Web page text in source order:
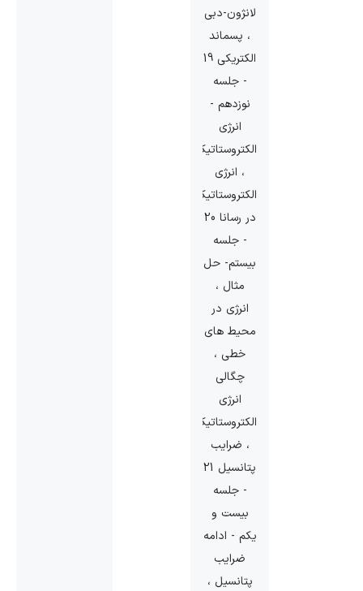
لانژون-دبی
، پسماند
الکتریکی 19
- جلسه
نوزدهم -
انرژی
الکتروستاتیکی
، انرژی
الکتروستاتیکی
در رسانا 20
- جلسه
بیستم- حل
مثال ،
انرژی در
محیط های
خطی ،
چگالی
انرژی
الکتروستاتیکی
، ضرایب
پتانسیل 21
- جلسه
بیست و
یکم - ادامه
ضرایب
پتانسیل ،